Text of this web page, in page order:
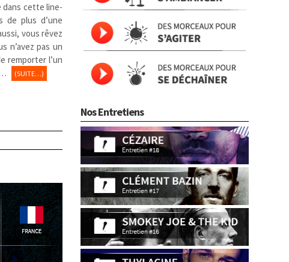
dans cette line-
de plus d’une
vous rêvez
n’avez pas un
remporter l’un
(SUITE…)
Nos Entretiens